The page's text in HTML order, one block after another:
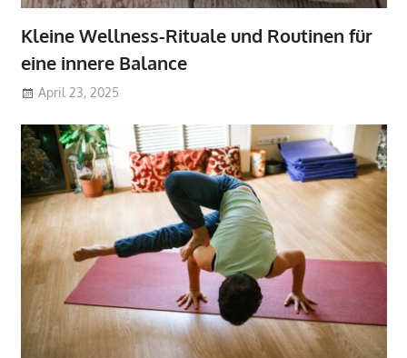
Kleine Wellness-Rituale und Routinen für
eine innere Balance
April 23, 2025